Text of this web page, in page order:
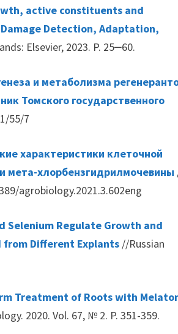
active constituents and
Detection, Adaptation,
Elsevier, 2023. P. 25‒60.
и метаболизма
Томского государственного
55/7
характеристики клеточной
мета-хлорбензгидрилмочевины
agrobiology.2021.3.602eng
Selenium Regulate Growth and
Different Explants //Russian
Treatment of Roots with
2020. Vol. 67, № 2. P. 351-359.